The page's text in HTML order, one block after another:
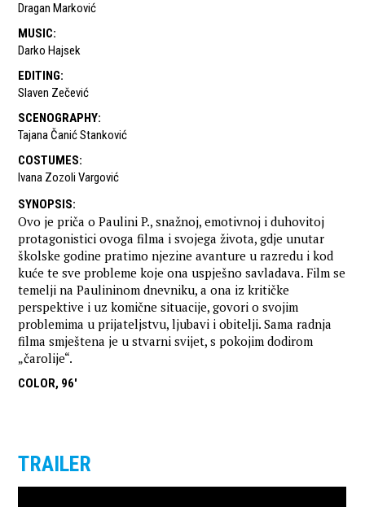
Dragan Marković
MUSIC:
Darko Hajsek
EDITING:
Slaven Zečević
SCENOGRAPHY:
Tajana Čanić Stanković
COSTUMES:
Ivana Zozoli Vargović
SYNOPSIS:
Ovo je priča o Paulini P., snažnoj, emotivnoj i duhovitoj
protagonistici ovoga filma i svojega života, gdje unutar
školske godine pratimo njezine avanture u razredu i kod
kuće te sve probleme koje ona uspješno savladava. Film se
temelji na Paulininom dnevniku, a ona iz kritičke
perspektive i uz komične situacije, govori o svojim
problemima u prijateljstvu, ljubavi i obitelji. Sama radnja
filma smještena je u stvarni svijet, s pokojim dodirom
„čarolije“.
COLOR, 96'
TRAILER